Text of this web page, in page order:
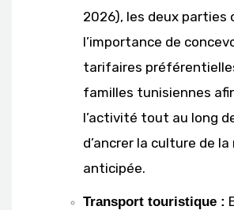
2026), les deux parties
l’importance de
tarifaires
familles tunisiennes
l’activité tout au long
d’ancrer la culture de
anticipée.
Transport touristique :